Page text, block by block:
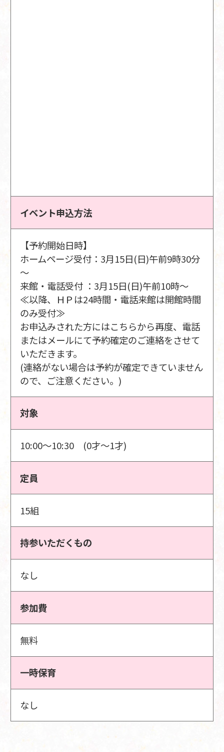
イベント申込方法
【予約開始日時】
ホームページ受付：3月15日(日)午前9時30分
～
来館・電話受付 ：3月15日(日)午前10時～
≪以降、ＨＰは24時間・電話来館は開館時間
のみ受付≫
お申込みされた方にはこちらから再度、電話
またはメールにて予約確定のご連絡をさせて
いただきます。
(連絡がない場合は予約が確定できていません
ので、ご注意ください。)
対象
10:00～10:30 (0才～1才)
定員
15組
持参いただくもの
なし
参加費
無料
一時保育
なし